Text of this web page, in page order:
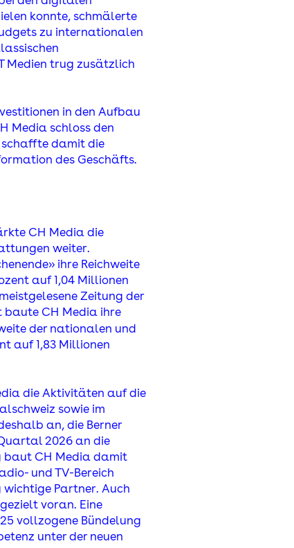
konnte, schmälerte
zu internationalen
Medien trug zusätzlich
in den Aufbau
H Media schloss den
damit die
des Geschäfts.
CH Media die
weiter.
ihre Reichweite
auf 1,04 Millionen
Zeitung der
baute CH Media ihre
der nationalen und
auf 1,83 Millionen
die Aktivitäten auf die
sowie im
an, die Berner
Quartal 2026 an die
baut CH Media damit
und TV-Bereich
wichtige Partner. Auch
voran. Eine
vollzogene Bündelung
unter der neuen